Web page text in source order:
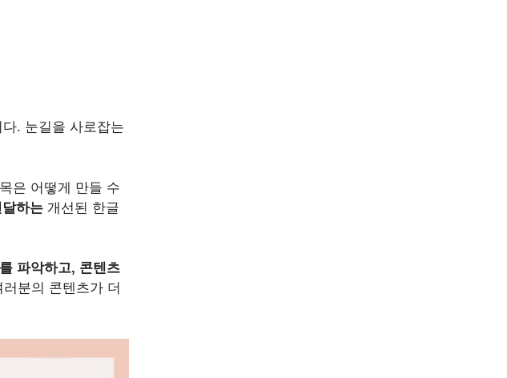
. 눈길을 사로잡는
은 어떻게 만들 수
하는 개선된 한글
파악하고, 콘텐츠
분의 콘텐츠가 더